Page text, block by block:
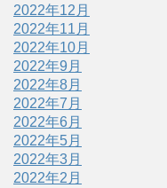
2022年12月
2022年11月
2022年10月
2022年9月
2022年8月
2022年7月
2022年6月
2022年5月
2022年3月
2022年2月